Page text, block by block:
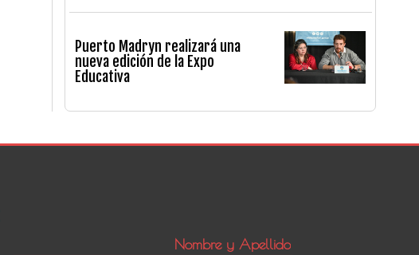
Puerto Madryn realizará una
nueva edición de la Expo
Educativa